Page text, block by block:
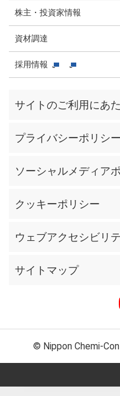
株主・投資家情報
資材調達
採用情報
サイトのご利用にあ
プライバシーポリシー
ソーシャルメディア
クッキーポリシー
ウェブアクセシビリ
サイトマップ
© Nippon Chemi-